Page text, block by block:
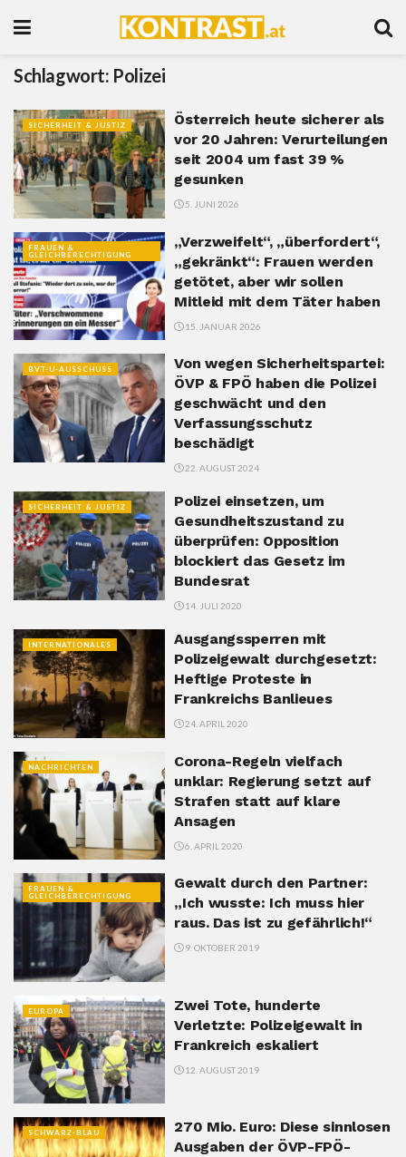
Schlagwort: Polizei
SICHERHEIT & JUSTIZ
Österreich heute sicherer als
vor 20 Jahren: Verurteilungen
seit 2004 um fast 39 %
gesunken
5. JUNI 2026
FRAUEN &
GLEICHBERECHTIGUNG
„Verzweifelt“, „überfordert“,
„gekränkt“: Frauen werden
getötet, aber wir sollen
Mitleid mit dem Täter haben
15. JANUAR 2026
BVT-U-AUSSCHUSS
Von wegen Sicherheitspartei:
ÖVP & FPÖ haben die Polizei
geschwächt und den
Verfassungsschutz
beschädigt
22. AUGUST 2024
SICHERHEIT & JUSTIZ
Polizei einsetzen, um
Gesundheitszustand zu
überprüfen: Opposition
blockiert das Gesetz im
Bundesrat
14. JULI 2020
INTERNATIONALES
Ausgangssperren mit
Polizeigewalt durchgesetzt:
Heftige Proteste in
Frankreichs Banlieues
24. APRIL 2020
NACHRICHTEN
Corona-Regeln vielfach
unklar: Regierung setzt auf
Strafen statt auf klare
Ansagen
6. APRIL 2020
FRAUEN &
GLEICHBERECHTIGUNG
Gewalt durch den Partner:
„Ich wusste: Ich muss hier
raus. Das ist zu gefährlich!“
9. OKTOBER 2019
EUROPA
Zwei Tote, hunderte
Verletzte: Polizeigewalt in
Frankreich eskaliert
12. AUGUST 2019
SCHWARZ-BLAU
270 Mio. Euro: Diese sinnlosen
Ausgaben der ÖVP-FPÖ-